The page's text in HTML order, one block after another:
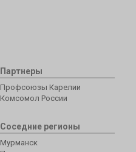
Партнеры
Профсоюзы Карелии
Комсомол России
Соседние регионы
Мурманск